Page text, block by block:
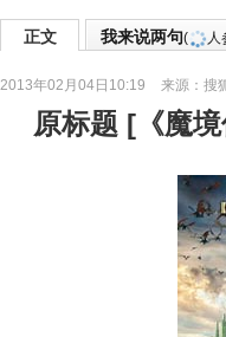
正文 我来说两句( 人
2013年02月04日10:19 来源： 搜
原标题 [ 《魔